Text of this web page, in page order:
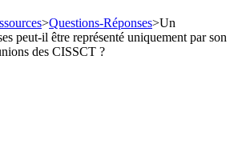
>Questions-Réponses>Un
peut-il être représenté uniquement par son
des CISSCT ?